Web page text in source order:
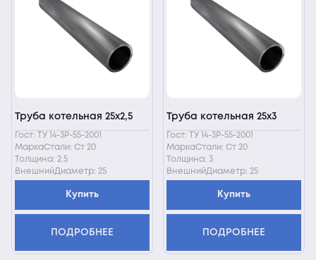
Труба котельная 25х2,5
Гост: ТУ 14-3Р-55-2001
МаркаСтали: Ст 20
Толщина: 2.5
ВнешнийДиаметр: 25
Купить
ПОДРОБНЕЕ
Труба котельная 25х3
Гост: ТУ 14-3Р-55-2001
МаркаСтали: Ст 20
Толщина: 3
ВнешнийДиаметр: 25
Купить
ПОДРОБНЕЕ